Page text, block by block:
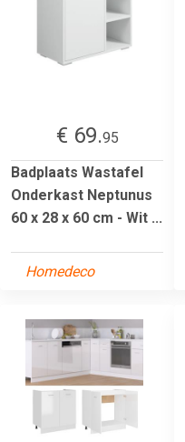
€ 69.95
Badplaats Wastafel
Onderkast Neptunus
60 x 28 x 60 cm - Wit ...
Homedeco